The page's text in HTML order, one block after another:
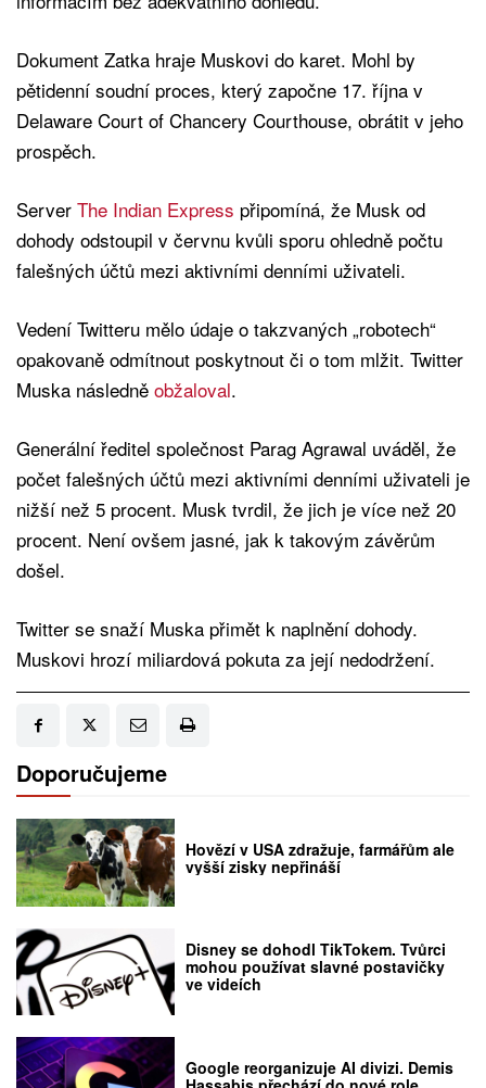
Dokument Zatka hraje Muskovi do karet. Mohl by
pětidenní soudní proces, který započne 17. října v
Delaware Court of Chancery Courthouse, obrátit v jeho
prospěch.
Server The Indian Express připomíná, že Musk od
dohody odstoupil v červnu kvůli sporu ohledně počtu
falešných účtů mezi aktivními denními uživateli.
Vedení Twitteru mělo údaje o takzvaných „robotech“
opakovaně odmítnout poskytnout či o tom mlžit. Twitter
Muska následně obžaloval.
Generální ředitel společnost Parag Agrawal uváděl, že
počet falešných účtů mezi aktivními denními uživateli je
nižší než 5 procent. Musk tvrdil, že jich je více než 20
procent. Není ovšem jasné, jak k takovým závěrům
došel.
Twitter se snaží Muska přimět k naplnění dohody.
Muskovi hrozí miliardová pokuta za její nedodržení.
Doporučujeme
Hovězí v USA zdražuje, farmářům ale
vyšší zisky nepřináší
Disney se dohodl TikTokem. Tvůrci
mohou používat slavné postavičky
ve videích
Google reorganizuje AI divizi. Demis